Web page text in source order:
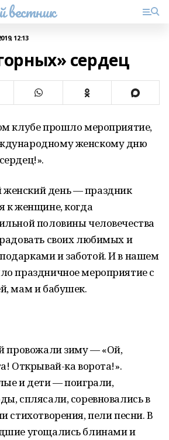
вестник
12:13
сердец
клубе прошло мероприятие,
женскому дню
день — праздник
к женщине, когда
половины человечества
своих любимых и
и заботой. И в нашем
праздничное мероприятие с
мам и бабушек.
провожали зиму — «Ой,
Открывай-ка ворота!».
и дети — поиграли,
сплясали, соревновались в
стихотворения, пели песни. В
угощались блинами и